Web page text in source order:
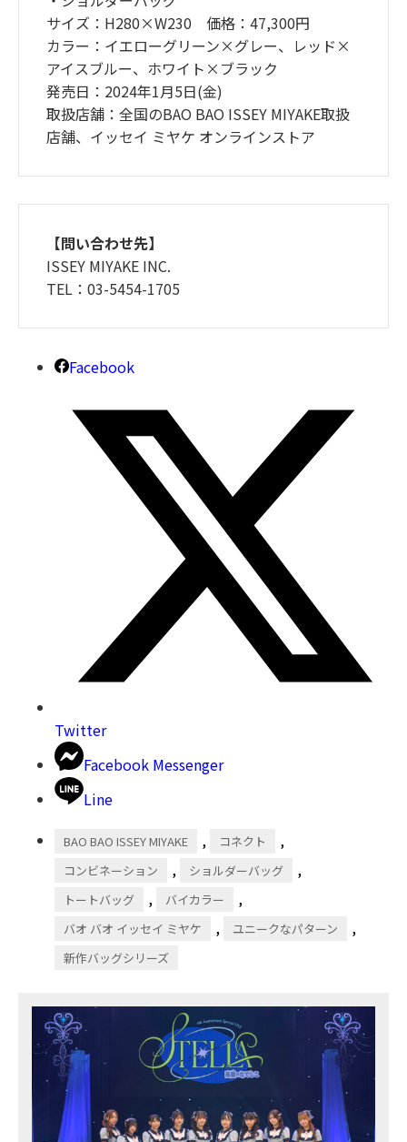
サイズ：H280×W230 価格：47,300円
カラー：イエローグリーン×グレー、レッド×
アイスブルー、ホワイト×ブラック
発売日：2024年1月5日(金)
取扱店舗：全国のBAO BAO ISSEY MIYAKE取扱
店舗、イッセイ ミヤケ オンラインストア
【問い合わせ先】
ISSEY MIYAKE INC.
TEL：03-5454-1705
Facebook
Twitter
Facebook Messenger
Line
BAO BAO ISSEY MIYAKE , コネクト ,
コンビネーション , ショルダーバッグ ,
トートバッグ , バイカラー ,
バオ バオ イッセイ ミヤケ , ユニークなパターン ,
新作バッグシリーズ